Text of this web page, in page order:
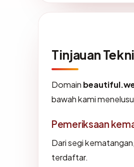
Tinjauan
Domain
bawah kami
Pemeriksaan
Dari segi kematangan,
terdaftar.